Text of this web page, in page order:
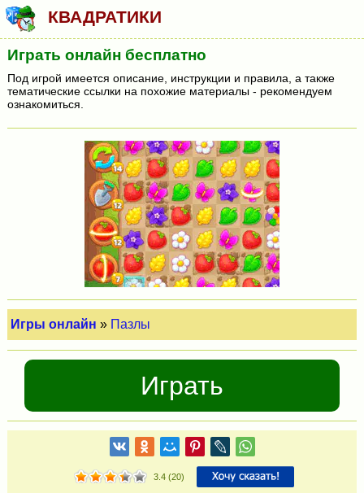
КВАДРАТИКИ
Играть онлайн бесплатно
Под игрой имеется описание, инструкции и правила, а также
тематические ссылки на похожие материалы - рекомендуем
ознакомиться.
Игры онлайн » Пазлы
Играть
3.4(20)